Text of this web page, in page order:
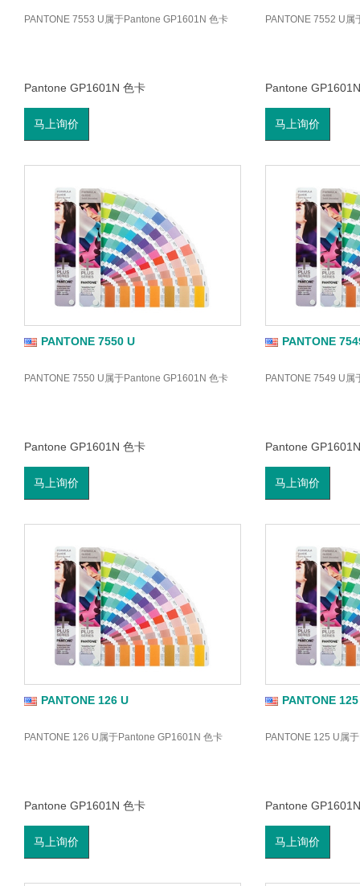
PANTONE 7553 U属于Pantone GP1601N 色卡
Pantone GP1601N 色卡
马上询价
PANTONE 7552 U
Pantone
马上询价
PANTONE 7550 U
PANTONE 7550 U属于Pantone GP1601N 色卡
Pantone GP1601N 色卡
马上询价
PANTONE
PANTONE 7549 U
Pantone
马上询价
PANTONE 126 U
PANTONE 126 U属于Pantone GP1601N 色卡
Pantone GP1601N 色卡
马上询价
PANTONE
PANTONE 125 U属
Pantone
马上询价